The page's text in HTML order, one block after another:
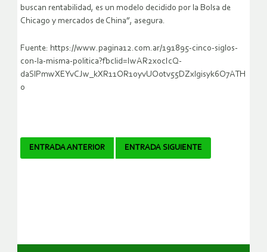
buscan rentabilidad, es un modelo decidido por la Bolsa de
Chicago y mercados de China”, asegura.
Fuente: https://www.pagina12.com.ar/191895-cinco-siglos-
con-la-misma-politica?fbclid=IwAR2x0cIcQ-
daSlPmwXEYvCJw_kXR11OR1oyvUO0tv55DZxlgisyk6O7ATH
o
Navegador
ENTRADA ANTERIOR ENTRADA SIGUIENTE